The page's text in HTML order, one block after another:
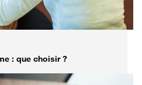
: que choisir ?